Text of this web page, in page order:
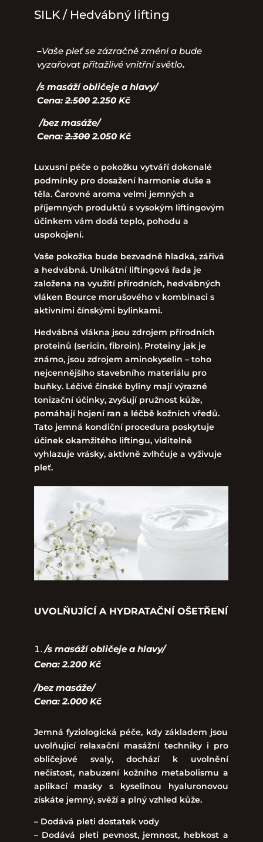
SILK/ Hedvábný lifting
–Vaše pleť se zázračně změní a bude
vyzařovat přitažlivé vnitřní světlo.
/s masáží obličeje a hlavy/
Cena:2.5002.250 Kč
/bez masáže/
Cena:2.3002.050 Kč
Luxusní péče o pokožku vytváří dokonalé
podmínky pro dosažení harmonie duše a
těla. Čarovné aroma velmi jemných a
příjemných produktů s vysokým liftingovým
účinkem vám dodá teplo, pohodu a
uspokojení.
Vaše pokožka bude bezvadně hladká, zářivá
a hedvábná. Unikátní liftingová řada je
založena na využití přírodních, hedvábných
vláken Bource morušového v kombinaci s
aktivními čínskými bylinkami.
Hedvábná vlákna jsou zdrojem přírodních
proteinů (sericin, fibroin). Proteiny jak je
známo, jsou zdrojem aminokyselin – toho
nejcennějšího stavebního materiálu pro
buňky. Léčivé čínské byliny mají výrazné
tonizační účinky, zvyšují pružnost kůže,
pomáhají hojení ran a léčbě kožních vředů.
Tato jemná kondiční procedura poskytuje
účinek okamžitého liftingu, viditelně
vyhlazuje vrásky, aktivně zvlhčuje a vyživuje
pleť.
UVOLŇUJÍCÍ A HYDRATAČNÍ OŠETŘENÍ
/s masáží obličeje a hlavy/
Cena: 2.200 Kč
/bez masáže/
Cena: 2.000 Kč
Jemná fyziologická péče, kdy základem jsou
uvolňující relaxační masážní techniky i pro
obličejové svaly, dochází k uvolnění
nečistost, nabuzení kožního metabolismu a
aplikací masky s kyselinou hyaluronovou
získáte jemný, svěží a plný vzhled kůže.
– Dodává pleti dostatek vody
– Dodává pleti pevnost, jemnost, hebkost a